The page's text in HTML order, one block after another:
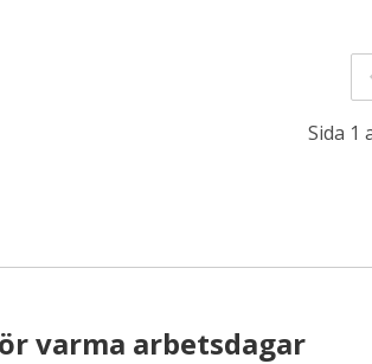
Sida 1
varma arbetsdagar